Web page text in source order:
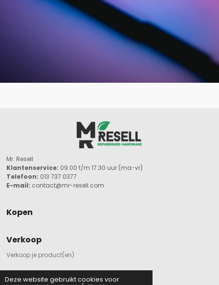
Deze website gebruikt cookies voor
Mr. Resell
Klantenservice: 09.00 t/m 17.30 uur (ma-vr)
Telefoon: 013 737 0377
E-mail: contact@mr-resell.com
Kopen
Verkoop
Verkoop je product(en)
Menu